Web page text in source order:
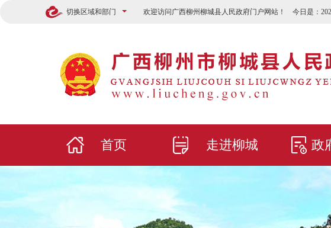
切换区域和部门 欢迎访问广西柳州柳城县人民政府门户网站！ 今日是：
首页 走进柳城 政